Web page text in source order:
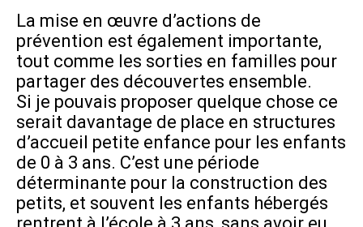
La mise en œuvre d’actions de
prévention est également importante,
tout comme les sorties en familles pour
partager des découvertes ensemble.
Si je pouvais proposer quelque chose ce
serait davantage de place en structures
d’accueil petite enfance pour les enfants
de 0 à 3 ans. C’est une période
déterminante pour la construction des
petits, et souvent les enfants hébergés